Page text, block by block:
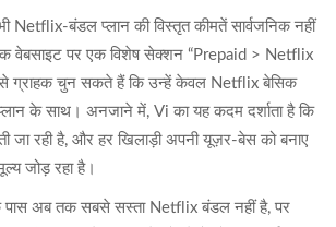
प्लान की विस्तृत कीमतें सार्वजनिक नहीं
वेबसाइट पर एक विशेष सेक्शन “Prepaid > Netflix
से ग्राहक चुन सकते हैं कि उन्हें केवल Netflix बेसिक
प्लान के साथ। अनजाने में, Vi का यह कदम दर्शाता है कि
जा रही है, और हर खिलाड़ी अपनी यूज़र‑बेस को बनाए
जोड़ रहा है।
पास अब तक सबसे सस्ता Netflix बंडल नहीं है, पर